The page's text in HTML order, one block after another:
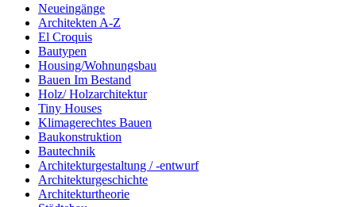
Neueingänge
Architekten A-Z
El Croquis
Bautypen
Housing/Wohnungsbau
Bauen Im Bestand
Holz/ Holzarchitektur
Tiny Houses
Klimagerechtes Bauen
Baukonstruktion
Bautechnik
Architekturgestaltung / -entwurf
Architekturgeschichte
Architekturtheorie